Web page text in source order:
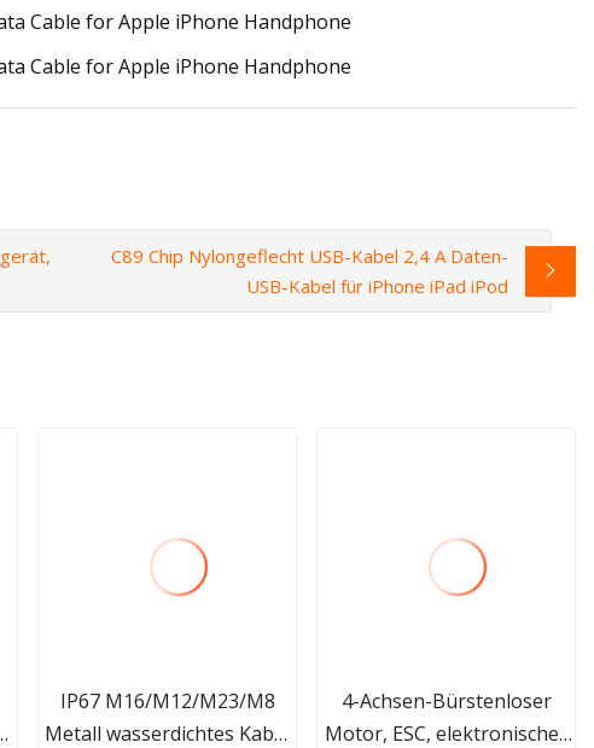
C89 Chip Nylongeflecht USB-Kabel 2,4 A Daten-
USB-Kabel für iPhone iPad iPod
IP67 M16/M12/M23/M8
Metall wasserdichtes Kabel
4-Achsen-Bürstenloser
Motor, ESC, elektronischer